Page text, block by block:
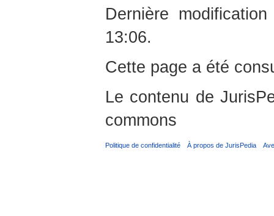
Dernière
13:06.
Cette page a été
Le contenu de
commons
Politique de confidentialité À propos de JurisPedia